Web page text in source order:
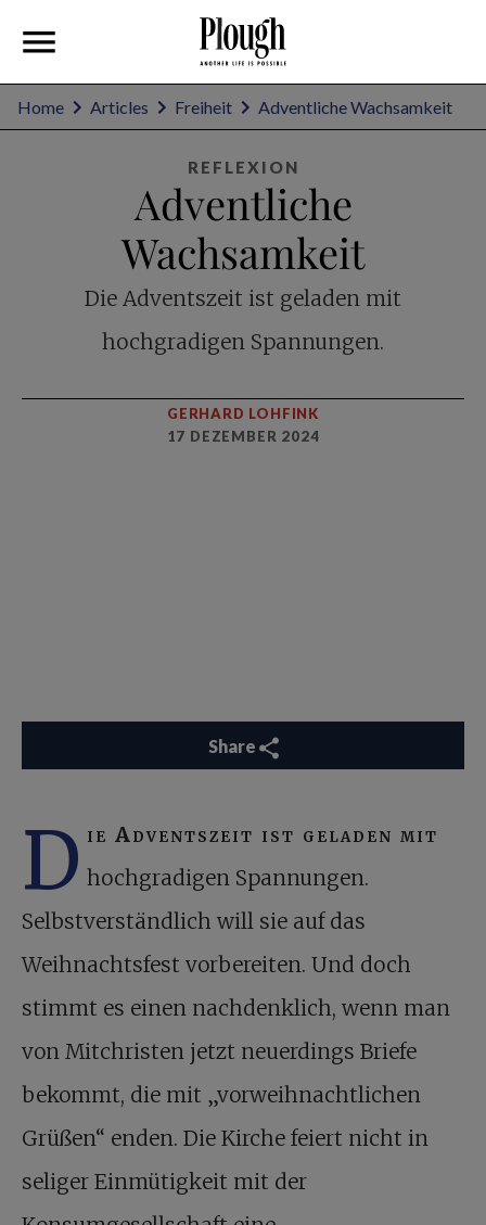
Home Articles Freiheit Adventliche Wachsamkeit
REFLEXION
Adventliche
Wachsamkeit
Die Adventszeit ist geladen mit
hochgradigen Spannungen.
GERHARD LOHFINK
17 DEZEMBER 2024
Share
D ie Adventszeit ist geladen mit
hochgradigen Spannungen.
Selbstverständlich will sie auf das
Weihnachtsfest vorbereiten. Und doch
stimmt es einen nachdenklich, wenn man
von Mitchristen jetzt neuerdings Briefe
bekommt, die mit „vorweihnachtlichen
Grüßen“ enden. Die Kirche feiert nicht in
seliger Einmütigkeit mit der